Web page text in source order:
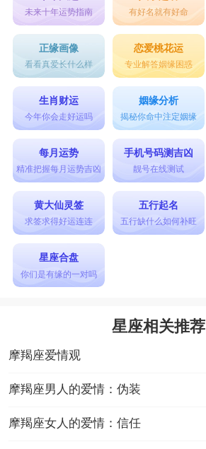
未来十年运势指南 有好名就有好命
正缘画像
看看真爱长什么样
恋爱桃花运
专业解答姻缘困惑
生肖财运
今年你会走好运吗
姻缘分析
揭秘你命中注定姻缘
每月运势
精准把握每月运势吉凶
手机号码测吉凶
靓号在线测试
黄大仙灵签
求签求得好运连连
五行起名
五行缺什么如何补旺
星座合盘
你们是有缘的一对吗
星座相关推荐
摩羯座爱情观
摩羯座男人的爱情：伪装
摩羯座女人的爱情：信任